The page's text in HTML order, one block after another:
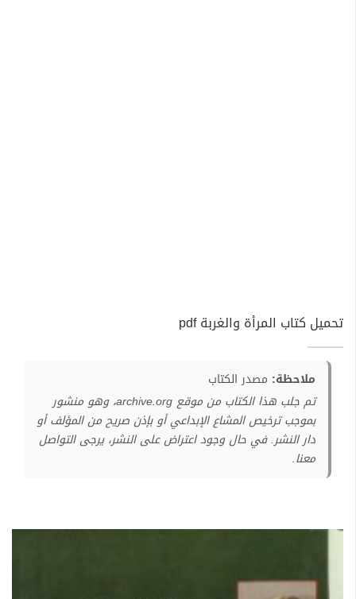
تحميل كتاب المرأة والغربة pdf
ملاحظة: مصدر الكتاب
تم جلب هذا الكتاب من موقع archive.org، وهو منشور
بموجب ترخيص المشاع الإبداعي أو بإذن صريح من المؤلف أو
دار النشر. في حال وجود اعتراض على النشر، يرجى التواصل
معنا.